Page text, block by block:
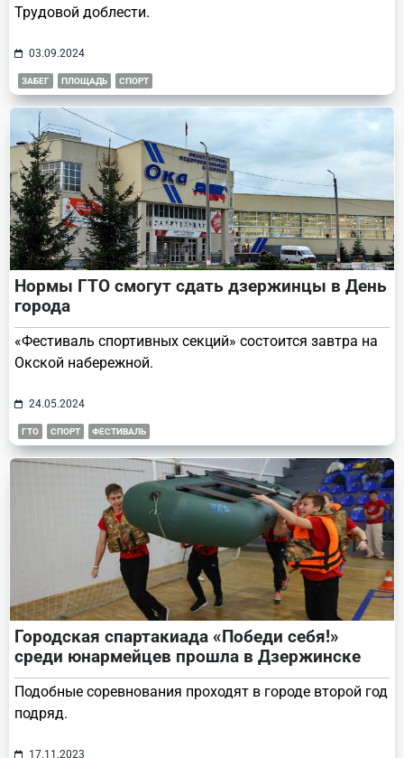
Трудовой доблести.
03.09.2024
ЗАБЕГ ПЛОЩАДЬ СПОРТ
Нормы ГТО смогут сдать дзержинцы в День
города
«Фестиваль спортивных секций» состоится завтра на
Окской набережной.
24.05.2024
ГТО СПОРТ ФЕСТИВАЛЬ
Городская спартакиада «Победи себя!»
среди юнармейцев прошла в Дзержинске
Подобные соревнования проходят в городе второй год
подряд.
17.11.2023